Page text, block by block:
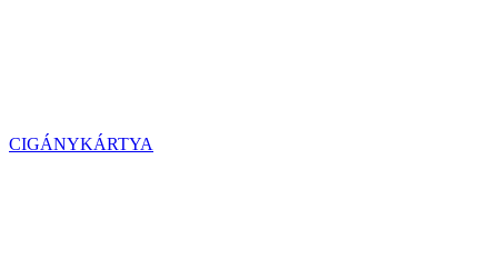
CIGÁNYKÁRTYA